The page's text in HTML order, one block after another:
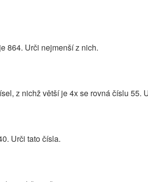
864. Urči nejmenší z nich.
z nichž větší je 4x se rovná číslu 55.
Urči tato čísla.